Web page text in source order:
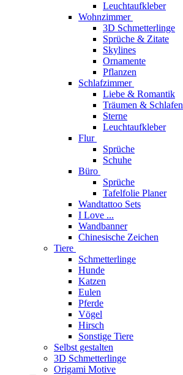
Leuchtaufkleber
Wohnzimmer
3D Schmetterlinge
Sprüche & Zitate
Skylines
Ornamente
Pflanzen
Schlafzimmer
Liebe & Romantik
Träumen & Schlafen
Sterne
Leuchtaufkleber
Flur
Sprüche
Schuhe
Büro
Sprüche
Tafelfolie Planer
Wandtattoo Sets
I Love ...
Wandbanner
Chinesische Zeichen
Tiere
Schmetterlinge
Hunde
Katzen
Eulen
Pferde
Vögel
Hirsch
Sonstige Tiere
Selbst gestalten
3D Schmetterlinge
Origami Motive